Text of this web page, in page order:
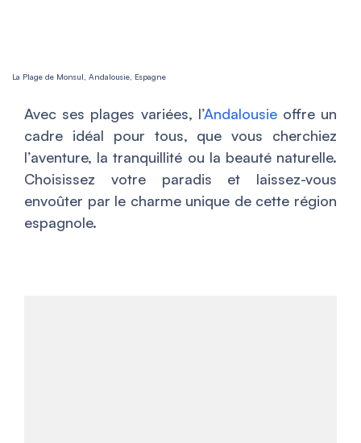
La Plage de Monsul, Andalousie, Espagne
Avec ses plages variées, l’Andalousieoffre un
cadre idéal pour tous, que vous cherchiez
l’aventure, la tranquillité ou la beauté naturelle.
Choisissez votre paradis et laissez-vous
envoûter par le charme unique de cette région
espagnole.